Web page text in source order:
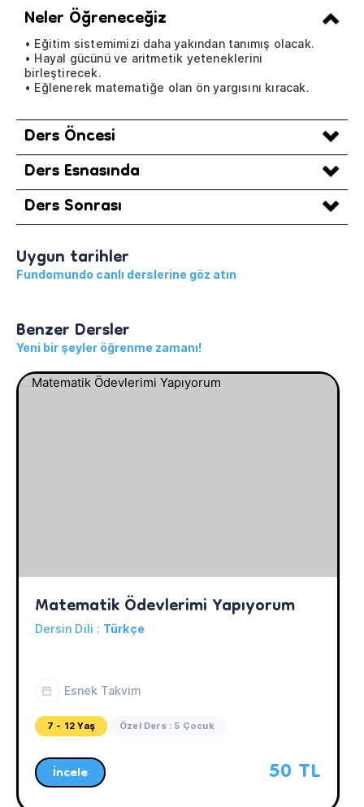
Neler Öğreneceğiz
• Eğitim sistemimizi daha yakından tanımış olacak.
• Hayal gücünü ve aritmetik yeteneklerini
birleştirecek.
• Eğlenerek matematiğe olan ön yargısını kıracak.
Ders Öncesi
Ders Esnasında
Ders Sonrası
Uygun tarihler
Fundomundo canlı derslerine göz atın
Benzer Dersler
Yeni bir şeyler öğrenme zamanı!
Matematik Ödevlerimi Yapıyorum
Dersin Dili : Türkçe
Esnek Takvim
7 - 12 Yaş Özel Ders : 5 Çocuk
İncele 50 TL